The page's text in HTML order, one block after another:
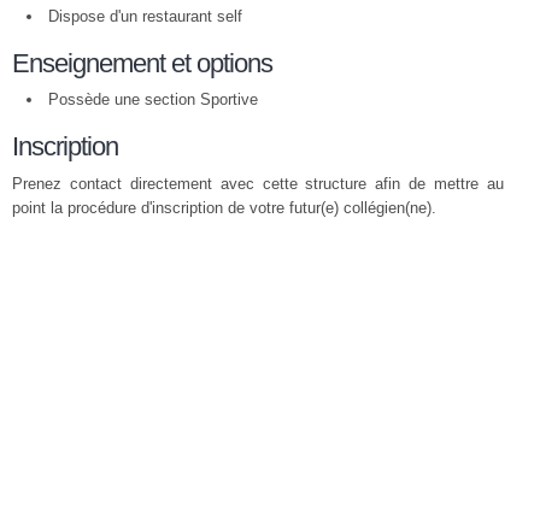
Dispose d'un restaurant self
Enseignement et options
Possède une section Sportive
Inscription
Prenez contact directement avec cette structure afin de mettre au
point la procédure d'inscription de votre futur(e) collégien(ne).